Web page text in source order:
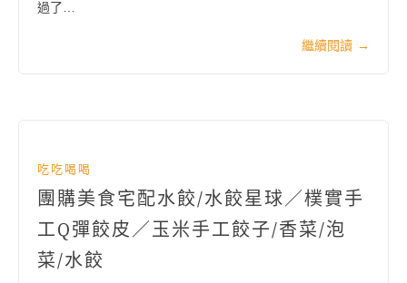
過了…
繼續閱讀 →
吃吃喝喝
團購美食宅配水餃/水餃星球／樸實手
工Q彈餃皮／玉米手工餃子/香菜/泡
菜/水餃